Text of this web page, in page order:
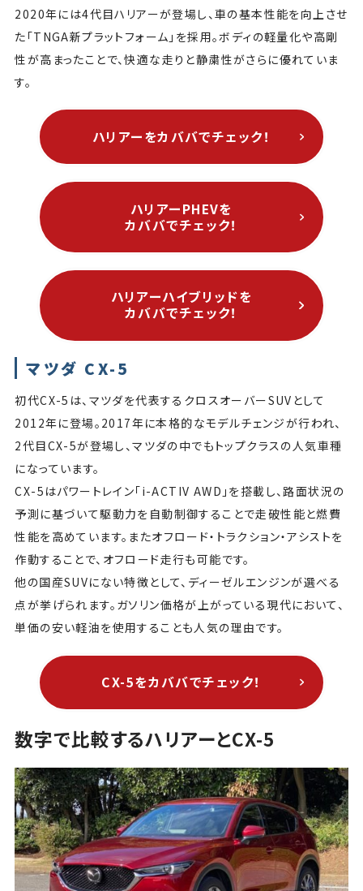
2020年には4代目ハリアーが登場し、車の基本性能を向上させ
た「TNGA新プラットフォーム」を採用。ボディの軽量化や高剛
性が高まったことで、快適な走りと静粛性がさらに優れていま
す。
ハリアーをカババでチェック！
ハリアーPHEVを
カババでチェック！
ハリアーハイブリッドを
カババでチェック！
マツダ CX-5
初代CX-5は、マツダを代表するクロスオーバーSUVとして
2012年に登場。2017年に本格的なモデルチェンジが行われ、
2代目CX-5が登場し、マツダの中でもトップクラスの人気車種
になっています。
CX-5はパワートレイン「i-ACTIV AWD」を搭載し、路面状況の
予測に基づいて駆動力を自動制御することで走破性能と燃費
性能を高めています。またオフロード・トラクション・アシストを
作動することで、オフロード走行も可能です。
他の国産SUVにない特徴として、ディーゼルエンジンが選べる
点が挙げられます。ガソリン価格が上がっている現代において、
単価の安い軽油を使用することも人気の理由です。
CX-5をカババでチェック！
数字で比較するハリアーとCX-5